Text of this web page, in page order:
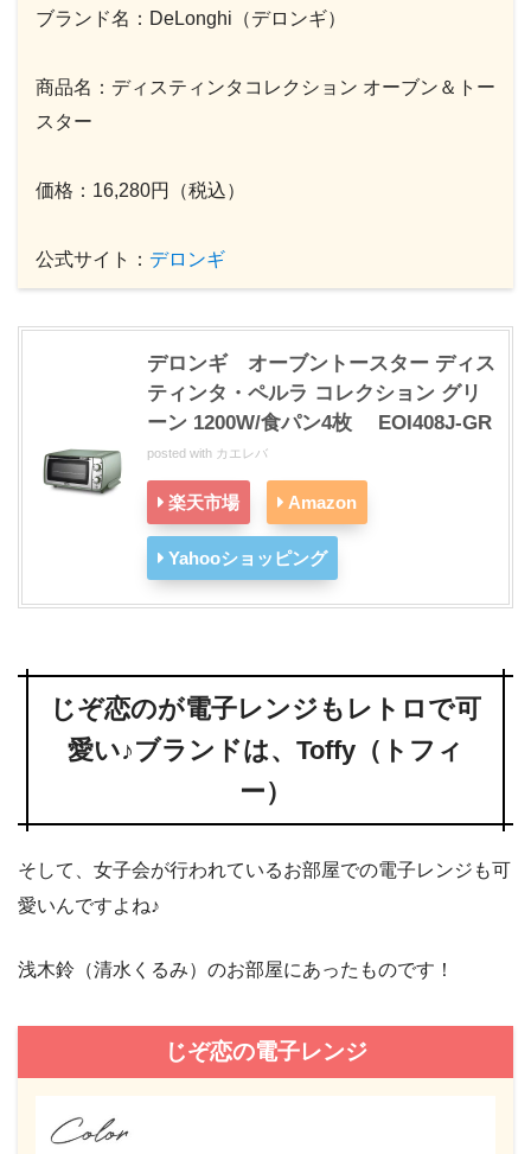
ブランド名：DeLonghi（デロンギ）
商品名：ディスティンタコレクション オーブン＆トー
スター
価格：16,280円（税込）
公式サイト： デロンギ
デロンギ オーブントースター ディス
ティンタ・ペルラ コレクション グリ
ーン 1200W/食パン4枚 EOI408J-GR
posted with カエレバ
楽天市場 Amazon
Yahooショッピング
じぞ恋のが電子レンジもレトロで可
愛い♪ブランドは、Toffy（トフィ
ー）
そして、女子会が行われているお部屋での電子レンジも可
愛いんですよね♪
浅木鈴（清水くるみ）のお部屋にあったものです！
じぞ恋の電子レンジ